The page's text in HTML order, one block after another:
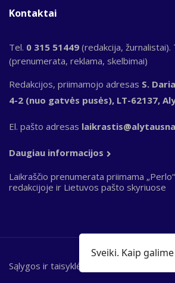
Kontaktai
Tel. 0 315 51449 (redakcija, žurnalistai).
(prenumerata, reklama, skelbimai)
Redakcijos, priimamojo adresas S.
4-2 (nuo gatvės pusės), LT-62137,
El. pašto adresas
Daugiau informacijos
Laikraščio prenumerata priimama
redakcijoje ir Lietuvos pašto skyriuose
Bottom
Sąlygos ir taisyklės
Sveiki. Kaip